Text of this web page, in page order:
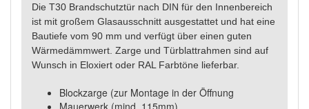
Die T30 Brandschutztür nach DIN für den Innenbereich
ist mit großem Glasausschnitt ausgestattet und hat eine
Bautiefe vom 90 mm und verfügt über einen guten
Wärmedämmwert. Zarge und Türblattrahmen sind auf
Wunsch in Eloxiert oder RAL Farbtöne lieferbar.
Blockzarge (zur Montage in der Öffnung
Mauerwerk (mind. 115mm)